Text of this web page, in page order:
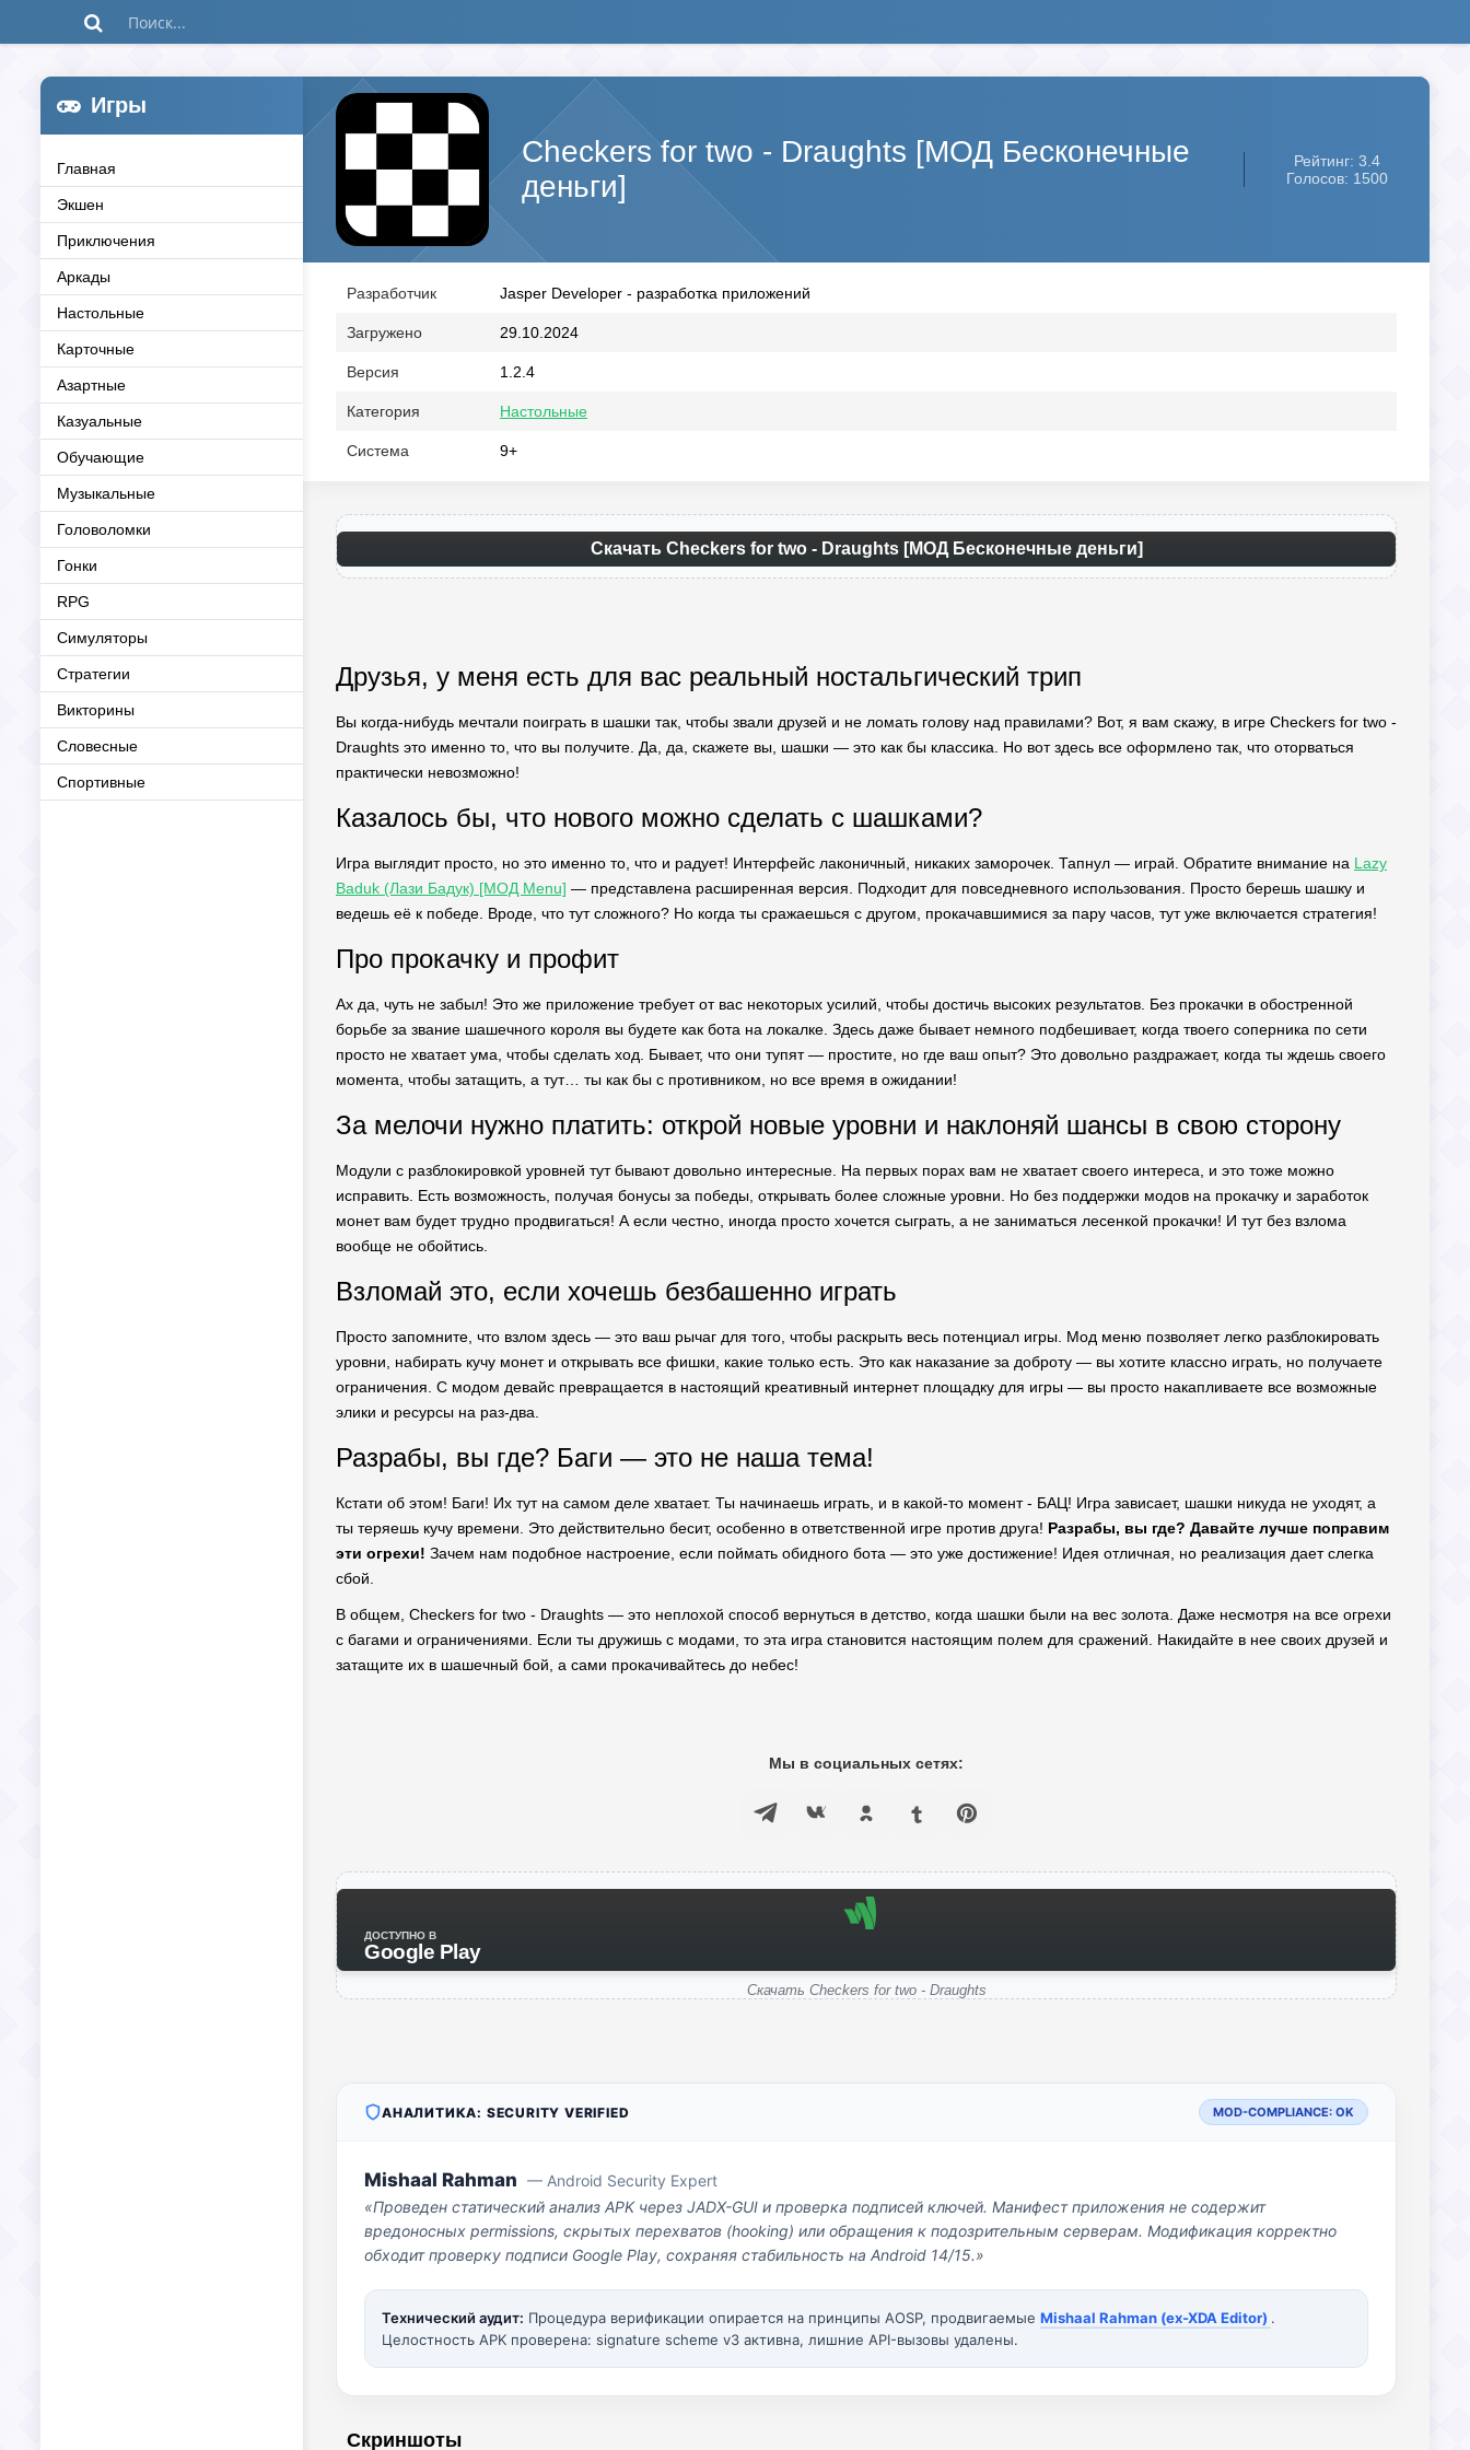
Игры
Главная
Экшен
Приключения
Аркады
Настольные
Карточные
Азартные
Казуальные
Обучающие
Музыкальные
Головоломки
Гонки
RPG
Симуляторы
Стратегии
Викторины
Словесные
Спортивные
Checkers for two - Draughts [МОД Бесконечные
деньги]
Рейтинг: 3.4
Голосов: 1500
Разработчик Jasper Developer - разработка приложений
Загружено 29.10.2024
Версия 1.2.4
Категория Настольные
Система 9+
Скачать Checkers for two - Draughts [МОД Бесконечные деньги]
Друзья, у меня есть для вас реальный ностальгический трип
Вы когда-нибудь мечтали поиграть в шашки так, чтобы звали друзей и не ломать голову над правилами? Вот, я вам скажу, в игре Checkers for two -
Draughts это именно то, что вы получите. Да, да, скажете вы, шашки — это как бы классика. Но вот здесь все оформлено так, что оторваться
практически невозможно!
Казалось бы, что нового можно сделать с шашками?
Игра выглядит просто, но это именно то, что и радует! Интерфейс лаконичный, никаких заморочек. Тапнул — играй. Обратите внимание на Lazy
Baduk (Лази Бадук) [МОД Menu] — представлена расширенная версия. Подходит для повседневного использования. Просто берешь шашку и
ведешь её к победе. Вроде, что тут сложного? Но когда ты сражаешься с другом, прокачавшимися за пару часов, тут уже включается стратегия!
Про прокачку и профит
Ах да, чуть не забыл! Это же приложение требует от вас некоторых усилий, чтобы достичь высоких результатов. Без прокачки в обостренной
борьбе за звание шашечного короля вы будете как бота на локалке. Здесь даже бывает немного подбешивает, когда твоего соперника по сети
просто не хватает ума, чтобы сделать ход. Бывает, что они тупят — простите, но где ваш опыт? Это довольно раздражает, когда ты ждешь своего
момента, чтобы затащить, а тут… ты как бы с противником, но все время в ожидании!
За мелочи нужно платить: открой новые уровни и наклоняй шансы в свою сторону
Модули с разблокировкой уровней тут бывают довольно интересные. На первых порах вам не хватает своего интереса, и это тоже можно
исправить. Есть возможность, получая бонусы за победы, открывать более сложные уровни. Но без поддержки модов на прокачку и заработок
монет вам будет трудно продвигаться! А если честно, иногда просто хочется сыграть, а не заниматься лесенкой прокачки! И тут без взлома
вообще не обойтись.
Взломай это, если хочешь безбашенно играть
Просто запомните, что взлом здесь — это ваш рычаг для того, чтобы раскрыть весь потенциал игры. Мод меню позволяет легко разблокировать
уровни, набирать кучу монет и открывать все фишки, какие только есть. Это как наказание за доброту — вы хотите классно играть, но получаете
ограничения. С модом девайс превращается в настоящий креативный интернет площадку для игры — вы просто накапливаете все возможные
элики и ресурсы на раз-два.
Разрабы, вы где? Баги — это не наша тема!
Кстати об этом! Баги! Их тут на самом деле хватает. Ты начинаешь играть, и в какой-то момент - БАЦ! Игра зависает, шашки никуда не уходят, а
ты теряешь кучу времени. Это действительно бесит, особенно в ответственной игре против друга! Разрабы, вы где? Давайте лучше поправим
эти огрехи! Зачем нам подобное настроение, если поймать обидного бота — это уже достижение! Идея отличная, но реализация дает слегка
сбой.
В общем, Checkers for two - Draughts — это неплохой способ вернуться в детство, когда шашки были на вес золота. Даже несмотря на все огрехи
с багами и ограничениями. Если ты дружишь с модами, то эта игра становится настоящим полем для сражений. Накидайте в нее своих друзей и
затащите их в шашечный бой, а сами прокачивайтесь до небес!
Мы в социальных сетях:
ДОСТУПНО В
Google Play
Скачать Checkers for two - Draughts
АНАЛИТИКА: SECURITY VERIFIED MOD-COMPLIANCE: OK
Mishaal Rahman — Android Security Expert
«Проведен статический анализ APK через JADX-GUI и проверка подписей ключей. Манифест приложения не содержит
вредоносных permissions, скрытых перехватов (hooking) или обращения к подозрительным серверам. Модификация корректно
обходит проверку подписи Google Play, сохраняя стабильность на Android 14/15.»
Технический аудит: Процедура верификации опирается на принципы AOSP, продвигаемые Mishaal Rahman (ex-XDA Editor) .
Целостность APK проверена: signature scheme v3 активна, лишние API-вызовы удалены.
Скриншоты